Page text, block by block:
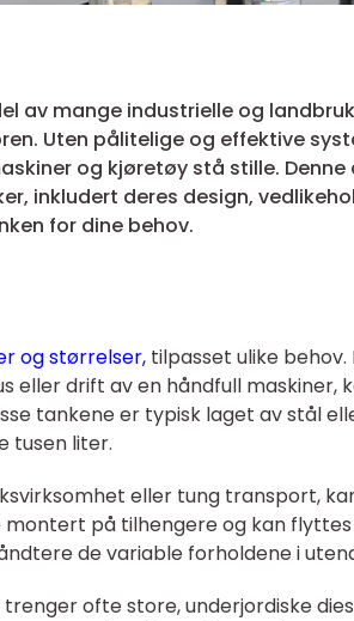
av mange industrielle og
Uten pålitelige og effektive
og kjøretøy stå stille.
inkludert deres design,
for dine behov.
og størrelser, tilpasset ulike
eller drift av en håndfull maskiner,
tankene er typisk laget av stål
tusen liter.
eller tung transport,
på tilhengere og kan
de variable forholdene i
ofte store, underjordiske